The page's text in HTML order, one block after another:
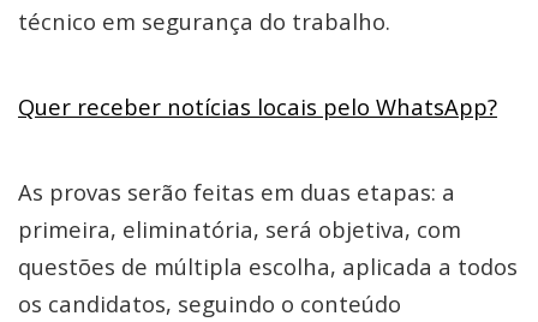
técnico em segurança do trabalho.
Quer receber notícias locais pelo WhatsApp?
As provas serão feitas em duas etapas: a
primeira, eliminatória, será objetiva, com
questões de múltipla escolha, aplicada a todos
os candidatos, seguindo o conteúdo